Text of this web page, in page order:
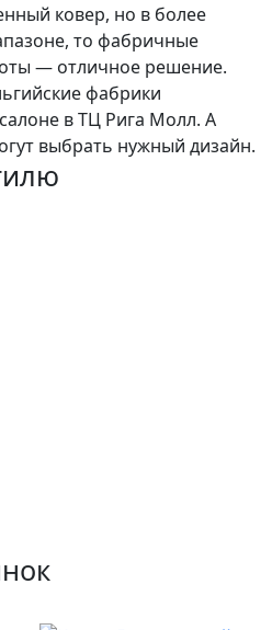
ковер, но в более
то фабричные
— отличное решение.
фабрики
в ТЦ Рига Молл. А
выбрать нужный дизайн.